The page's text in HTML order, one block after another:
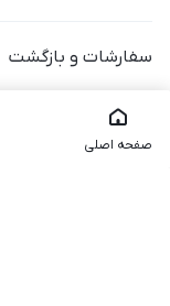
سفارشات و بازگشت
صفحه اصلی